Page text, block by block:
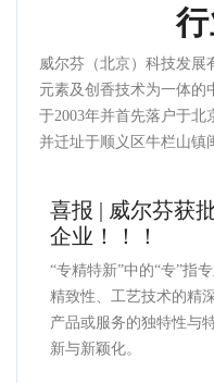
威尔芬（北京）科技发展
元素及创香技术为一体的
于2003年并首先落户于北
并迁址于顺义区牛栏山镇
喜报 | 威尔芬获
企业！！！
“专精特新”中的“专”指
精致性、工艺技术的精
产品或服务的独特性与
新与新颖化。